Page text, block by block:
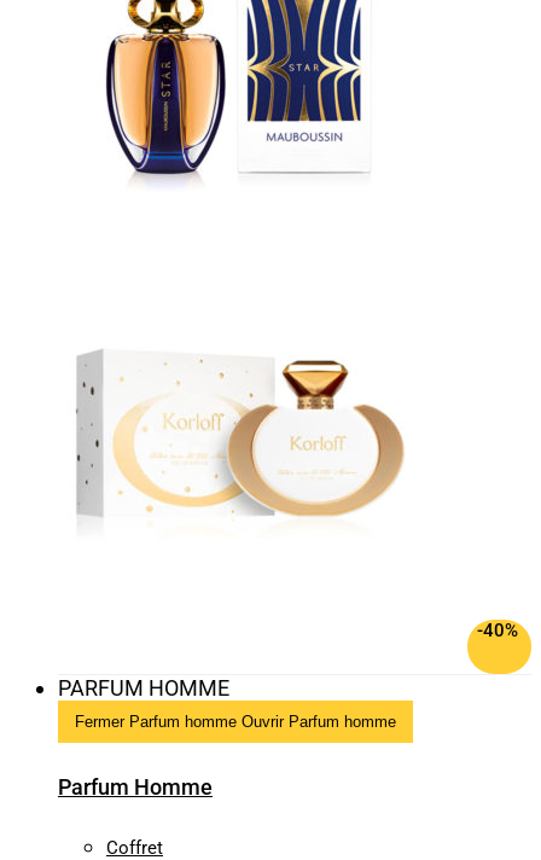
-40%
PARFUM HOMME
Fermer Parfum homme Ouvrir Parfum homme
Parfum Homme
Coffret